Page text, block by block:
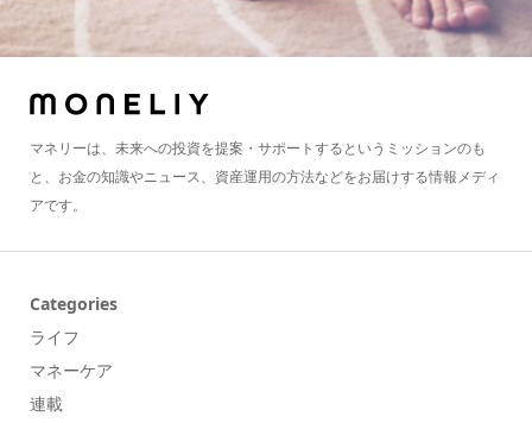
マネリーは、未来への投資を提案・サポートするというミッションのも
と、お金の知識やニュース、資産運用の方法などをお届けする情報メディ
アです。
Categories
ライフ
マネーケア
連載